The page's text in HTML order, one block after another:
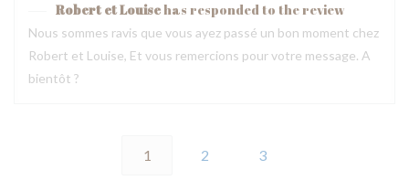
Robert et Louisehas responded to the review
Nous sommes ravis que vous ayez passé un bon moment chez
Robert et Louise, Et vous remercions pour votre message. A
bientôt ?
1 2 3